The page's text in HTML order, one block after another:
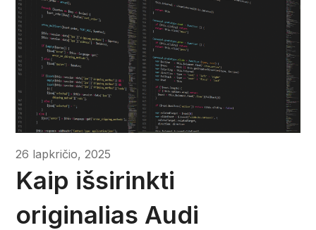
26 lapkričio, 2025
Kaip išsirinkti
originalias Audi